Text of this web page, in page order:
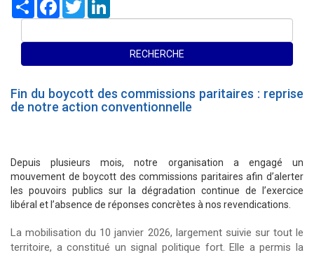
Fin du boycott des commissions paritaires : reprise
de notre action conventionnelle
Depuis plusieurs mois, notre organisation a engagé un
mouvement de boycott des commissions paritaires afin d’alerter
les pouvoirs publics sur la dégradation continue de l’exercice
libéral et l’absence de réponses concrètes à nos revendications.
La mobilisation du 10 janvier 2026, largement suivie sur tout le
territoire, a constitué un signal politique fort. Elle a permis la